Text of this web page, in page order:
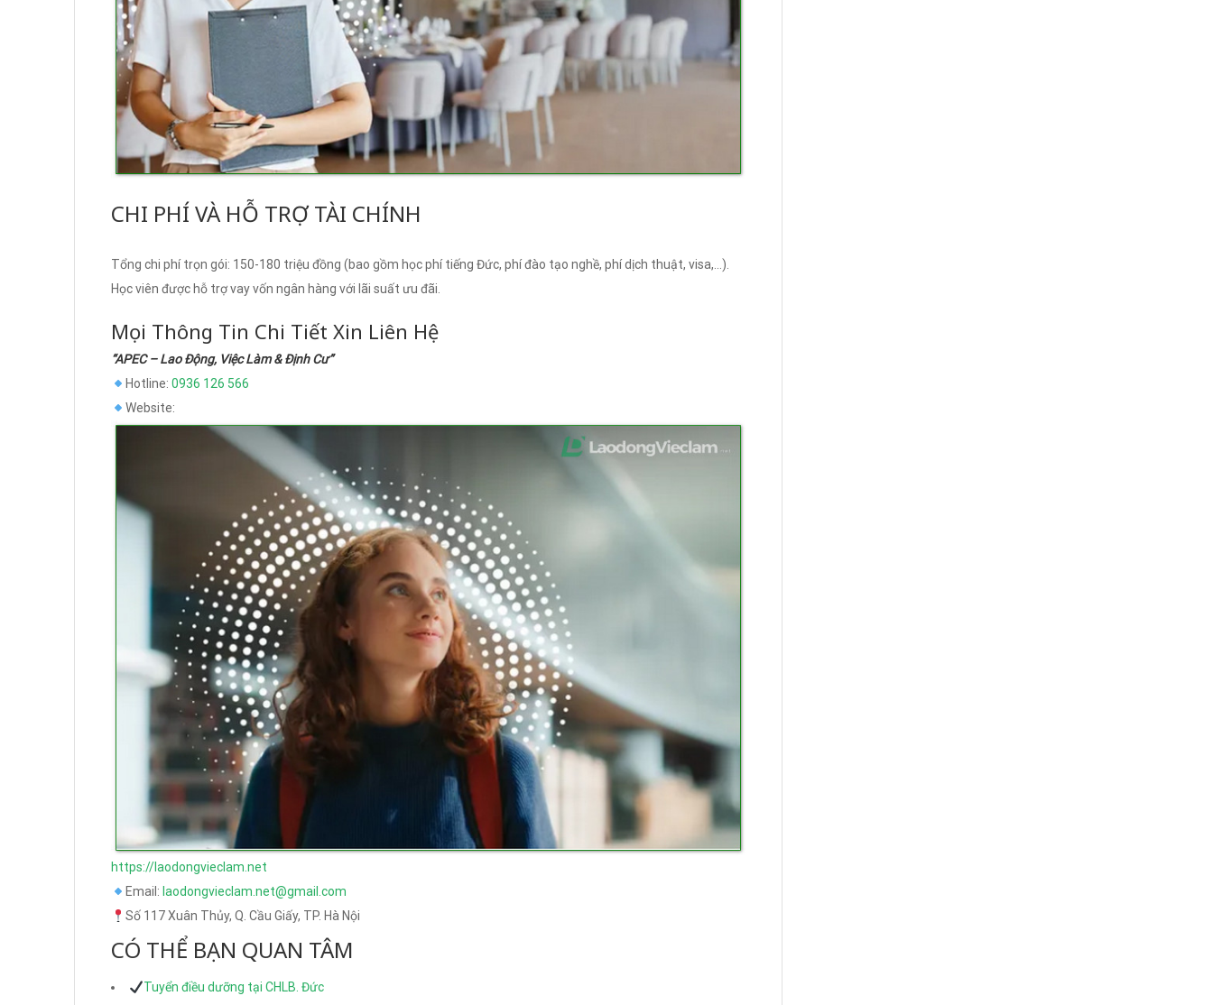
CHI PHÍ VÀ HỖ TRỢ TÀI CHÍNH
Tổng chi phí trọn gói: 150-180 triệu đồng (bao gồm học phí tiếng Đức, phí đào tạo nghề, phí dịch thuật, visa,…).
Học viên được hỗ trợ vay vốn ngân hàng với lãi suất ưu đãi.
Mọi Thông Tin Chi Tiết Xin Liên Hệ
“APEC – Lao Động, Việc Làm & Định Cư”
Hotline: 0936 126 566
Website:
https://laodongvieclam.net
Email: laodongvieclam.net@gmail.com
Số 117 Xuân Thủy, Q. Cầu Giấy, TP. Hà Nội
CÓ THỂ BẠN QUAN TÂM
Tuyển điều dưỡng tại CHLB. Đức